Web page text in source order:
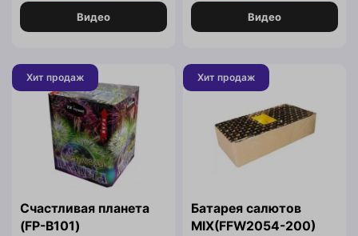
Видео Видео
Хит продаж
Счастливая планета
(FP-B101)
Хит продаж
Батарея салютов
MIX(FFW2054-200)